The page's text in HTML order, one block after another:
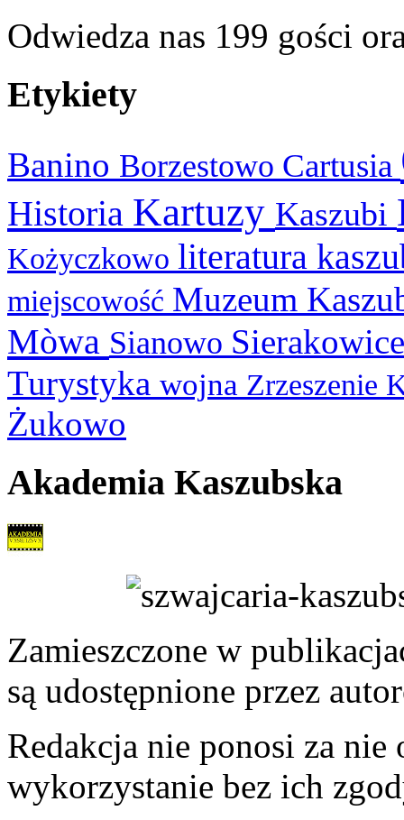
Odwiedza nas 199 gości
Etykiety
Banino Borzestowo Cartusia
Historia Kartuzy Kaszubi
Kożyczkowo literatura
miejscowość Muzeum
Mòwa Sianowo
Turystyka wojna Zrzeszenie
Żukowo
Akademia Kaszubska
Zamieszczone w
są udostępnione przez
Redakcja nie ponosi za
wykorzystanie bez ich